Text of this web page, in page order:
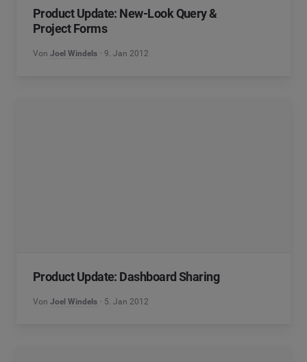
Product Update: New-Look Query &
Project Forms
Von Joel Windels 9. Jan 2012
Product Update: Dashboard Sharing
Von Joel Windels 5. Jan 2012